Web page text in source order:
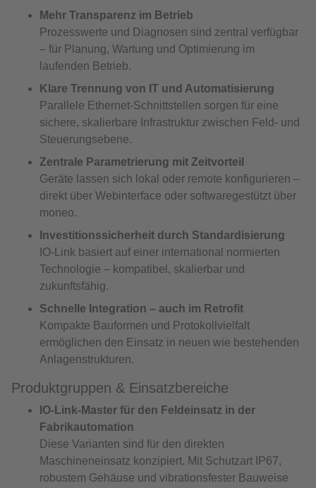
Mehr Transparenz im Betrieb
Prozesswerte und Diagnosen sind zentral verfügbar
– für Planung, Wartung und Optimierung im
laufenden Betrieb.
Klare Trennung von IT und Automatisierung
Parallele Ethernet-Schnittstellen sorgen für eine
sichere, skalierbare Infrastruktur zwischen Feld- und
Steuerungsebene.
Zentrale Parametrierung mit Zeitvorteil
Geräte lassen sich lokal oder remote konfigurieren –
direkt über Webinterface oder softwaregestützt über
moneo.
Investitionssicherheit durch Standardisierung
IO-Link basiert auf einer international normierten
Technologie – kompatibel, skalierbar und
zukunftsfähig.
Schnelle Integration – auch im Retrofit
Kompakte Bauformen und Protokollvielfalt
ermöglichen den Einsatz in neuen wie bestehenden
Anlagenstrukturen.
Produktgruppen & Einsatzbereiche
IO-Link-Master für den Feldeinsatz in der
Fabrikautomation
Diese Varianten sind für den direkten
Maschineneinsatz konzipiert. Mit Schutzart IP67,
robustem Gehäuse und vibrationsfester Bauweise